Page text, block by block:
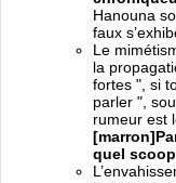
Hanouna
faux
Le
la
fortes ", si
parler ",
rumeur est
quel